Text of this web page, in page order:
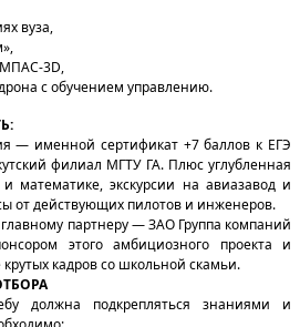
вуза,
3D,
с обучением управлению.
— именной сертификат +7 баллов к ЕГЭ
филиал МГТУ ГА. Плюс углубленная
математике, экскурсии на авиазавод и
от действующих пилотов и инженеров.
партнеру — ЗАО Группа компаний
этого амбициозного проекта и
кадров со школьной скамьи.
должна подкрепляться знаниями и